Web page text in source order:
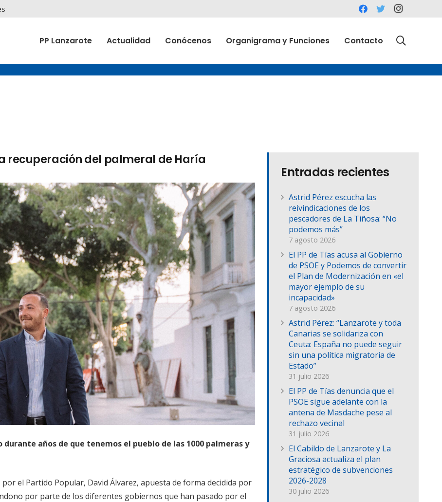
PP Lanzarote Actualidad Conócenos Organigrama y Funciones Contacto
recuperación del palmeral de Haría
años de que tenemos el pueblo de las 1000 palmeras y
por el Partido Popular, David Álvarez, apuesta de forma decidida por
por parte de los diferentes gobiernos que han pasado por el
Entradas recientes
Astrid Pérez escucha las
reivindicaciones de los
pescadores de La Tiñosa: “No
podemos más”
7 agosto 2026
El PP de Tías acusa al Gobierno
de PSOE y Podemos de convertir
el Plan de Modernización en «el
mayor ejemplo de su
incapacidad»
7 agosto 2026
Astrid Pérez: “Lanzarote y toda
Canarias se solidariza con
Ceuta: España no puede seguir
sin una política migratoria de
Estado”
31 julio 2026
El PP de Tías denuncia que el
PSOE sigue adelante con la
antena de Masdache pese al
rechazo vecinal
31 julio 2026
El Cabildo de Lanzarote y La
Graciosa actualiza el plan
estratégico de subvenciones
2026-2028
30 julio 2026